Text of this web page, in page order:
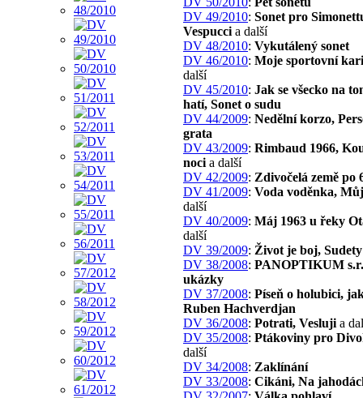
DV 49/2010: Sonet pro
Vespucci a další
DV 48/2010: Vykutálený sonet
DV 46/2010: Moje sportovní
další
DV 45/2010: Jak se všecko na
hatí, Sonet o sudu
DV 44/2009: Nedělní korzo,
grata
DV 43/2009: Rimbaud 1966,
noci a další
DV 42/2009: Zdivočelá země po
DV 41/2009: Voda voděnka,
další
DV 40/2009: Máj 1963 u řeky
další
DV 39/2009: Život je boj, Sudety
DV 38/2008: PANOPTIKUM
ukázky
DV 37/2008: Píseň o holubici,
Ruben Hachverdjan
DV 36/2008: Potrati, Vesluji a
DV 35/2008: Ptákoviny pro
další
DV 34/2008: Zaklínání
DV 33/2008: Cikáni, Na